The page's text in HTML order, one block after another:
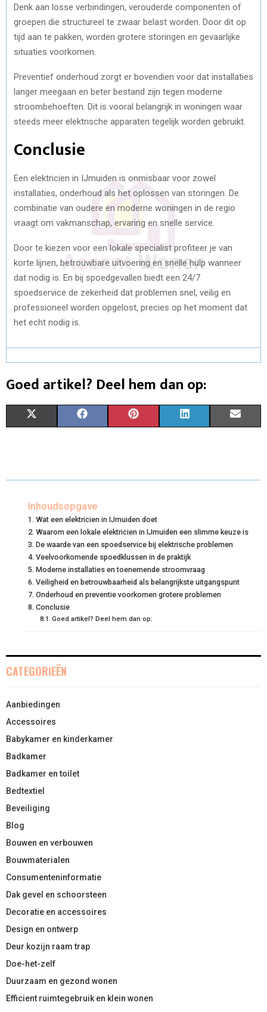
Denk aan losse verbindingen, verouderde componenten of
groepen die structureel te zwaar belast worden. Door dit op
tijd aan te pakken, worden grotere storingen en gevaarlijke
situaties voorkomen.
Preventief onderhoud zorgt er bovendien voor dat installaties
langer meegaan en beter bestand zijn tegen moderne
stroombehoeften. Dit is vooral belangrijk in woningen waar
steeds meer elektrische apparaten tegelijk worden gebruikt.
Conclusie
Een elektricien in IJmuiden is onmisbaar voor zowel
installaties, onderhoud als het oplossen van storingen. De
combinatie van oudere en moderne woningen in de regio
vraagt om vakmanschap, ervaring en snelle service.
Door te kiezen voor een lokale specialist profiteer je van
korte lijnen, betrouwbare uitvoering en snelle hulp wanneer
dat nodig is. En bij spoedgevallen biedt een 24/7
spoedservice de zekerheid dat problemen snel, veilig en
professioneel worden opgelost, precies op het moment dat
het echt nodig is.
Goed artikel? Deel hem dan op:
R
O
N
W
T
T
E
R
)
R
O
N
E
O
O
K
R
O
N
T
R
E
S
T
R
N
K
I
N
R
I
Inhoudsopgave
Wat een elektricien in IJmuiden doet
Waarom een lokale elektricien in IJmuiden een slimme keuze is
De waarde van een spoedservice bij elektrische problemen
Veelvoorkomende spoedklussen in de praktijk
Moderne installaties en toenemende stroomvraag
Veiligheid en betrouwbaarheid als belangrijkste uitgangspunt
Onderhoud en preventie voorkomen grotere problemen
Conclusie
Goed artikel? Deel hem dan op:
CATEGORIEËN
Aanbiedingen
Accessoires
Babykamer en kinderkamer
Badkamer
Badkamer en toilet
Bedtextiel
Beveiliging
Blog
Bouwen en verbouwen
Bouwmaterialen
Consumenteninformatie
Dak gevel en schoorsteen
Decoratie en accessoires
Design en ontwerp
Deur kozijn raam trap
Doe-het-zelf
Duurzaam en gezond wonen
Efficient ruimtegebruik en klein wonen